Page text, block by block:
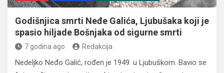
Godišnjica smrti Neđe Galića, Ljubušaka koji je
spasio hiljade Bošnjaka od sigurne smrti
7 godina ago Redakcija
Nedeljko Neđo Galić, rođen je 1949. u Ljubuškom. Bavio se